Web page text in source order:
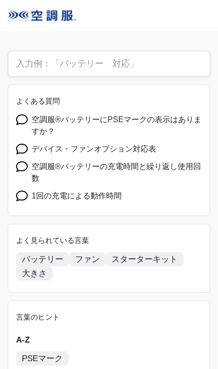
よくある質問
空調服®バッテリーにPSEマークの表示はありま
すか？
デバイス・ファンオプション対応表
空調服®バッテリーの充電時間と繰り返し使用回
数
1回の充電による動作時間
よく見られている言葉
バッテリー ファン
スターターキット
大きさ
言葉のヒント
A-Z
PSEマーク